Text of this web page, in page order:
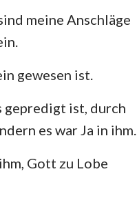
meine Anschläge
gewesen ist.
gepredigt ist, durch
es war Ja in ihm.
Gott zu Lobe